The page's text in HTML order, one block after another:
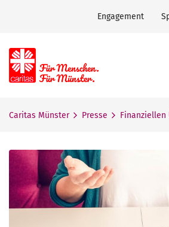
Engagement
Caritas Münster Presse